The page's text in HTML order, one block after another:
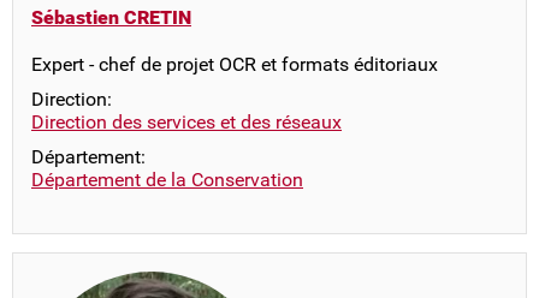
Sébastien CRETIN
Expert - chef de projet OCR et formats éditoriaux
Direction:
Direction des services et des réseaux
Département:
Département de la Conservation